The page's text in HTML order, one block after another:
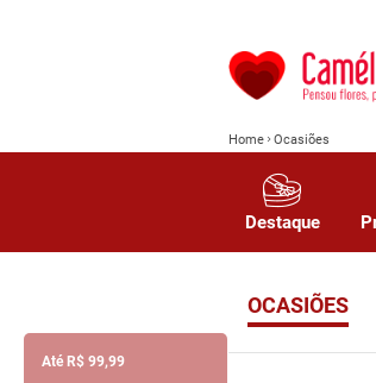
Até R$ 99,99
Destaque
Home Ocasiões
OCASIÕES